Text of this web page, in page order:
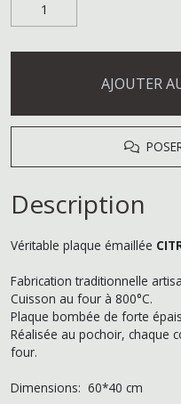
AJOUTER
Description
Véritable plaque émaillée
Fabrication traditionnelle
Cuisson au four à 800°C.
Plaque bombée de forte
Réalisée au pochoir, chaque
four.
Dimensions: 60*40 cm